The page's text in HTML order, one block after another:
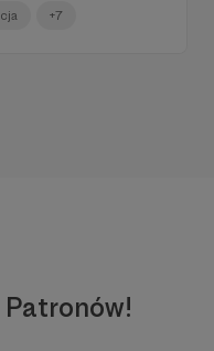
followersów na
życie, bez
+7
Patronów!